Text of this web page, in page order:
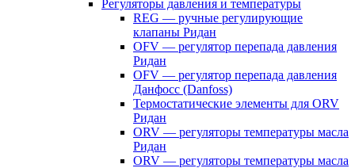
Регуляторы давления и температуры
REG — ручные регулирующие
клапаны Ридан
OFV — регулятор перепада давления
Ридан
OFV — регулятор перепада давления
Данфосс (Danfoss)
Термостатические элементы для ORV
Ридан
ORV — регуляторы температуры масла
Ридан
ORV — регуляторы температуры масла